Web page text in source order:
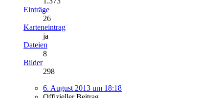
Einträge
26
Karteneintrag
ja
Dateien
8
Bilder
298
6. August 2013 um 18:18